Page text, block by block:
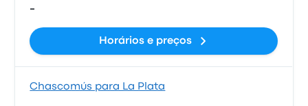
-
Horários e preços
Chascomús para La Plata